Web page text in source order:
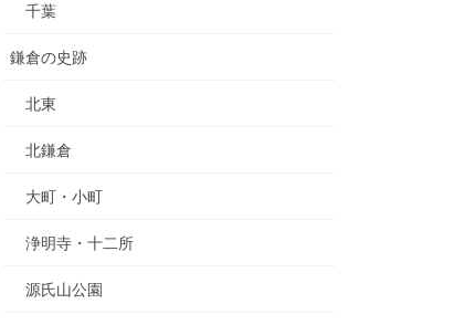
千葉
鎌倉の史跡
北東
北鎌倉
大町・小町
浄明寺・十二所
源氏山公園